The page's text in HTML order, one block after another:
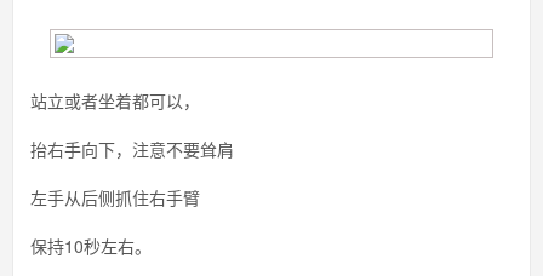
站立或者坐着都可以，
抬右手向下，注意不要耸肩
左手从后侧抓住右手臂
保持10秒左右。